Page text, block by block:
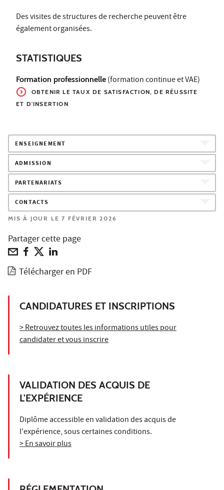
Des visites de structures de recherche peuvent être
également organisées.
STATISTIQUES
Formation professionnelle (formation continue et VAE)
OBTENIR LE TAUX DE SATISFACTION, DE RÉUSSITE
ET D'INSERTION
ENSEIGNEMENT
ADMISSION
PARTENARIATS
CONTACTS
MIS À JOUR LE 7 FÉVRIER 2026
Partager cette page
Télécharger en PDF
CANDIDATURES ET INSCRIPTIONS
> Retrouvez toutes les informations utiles pour
candidater et vous inscrire
VALIDATION DES ACQUIS DE
L'EXPÉRIENCE
Diplôme accessible en validation des acquis de
l'expérience, sous certaines conditions.
> En savoir plus